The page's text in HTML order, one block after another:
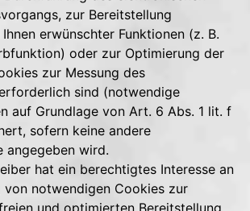
zur Bereitstellung
erwünschter Funktionen (z. B.
oder zur Optimierung der
zur Messung des
sind (notwendige
auf Grundlage von Art. 6 Abs. 1 lit. f
sofern keine andere
angegeben wird.
hat ein berechtigtes Interesse an
von notwendigen Cookies zur
und optimierten Bereitstellung